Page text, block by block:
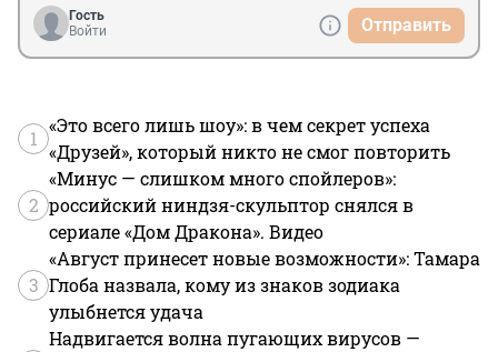
Гость
Войти
Отправить
1
«Это всего лишь шоу»: в чем секрет успеха
«Друзей», который никто не смог повторить
2
«Минус — слишком много спойлеров»:
российский ниндзя-скульптор снялся в
сериале «Дом Дракона». Видео
3
«Август принесет новые возможности»: Тамара
Глоба назвала, кому из знаков зодиака
улыбнется удача
Надвигается волна пугающих вирусов —